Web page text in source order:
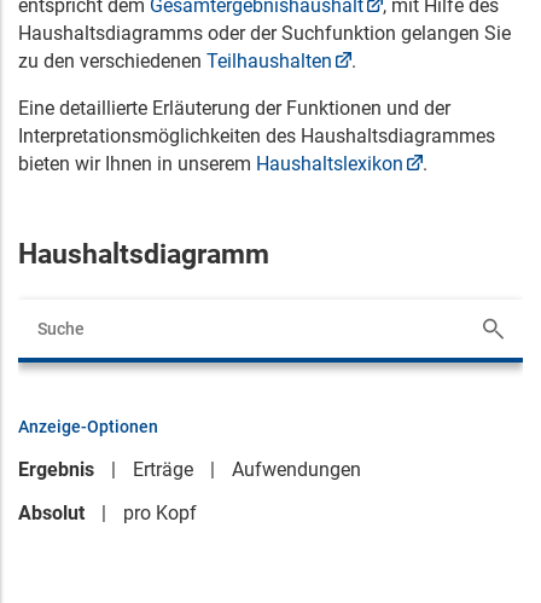
entspricht dem Gesamtergebnishaushalt
, mit Hilfe des
Haushaltsdiagramms oder der Suchfunktion gelangen Sie
zu den verschiedenen Teilhaushalten .
Eine detaillierte Erläuterung der Funktionen und der
Interpretationsmöglichkeiten des Haushaltsdiagrammes
bieten wir Ihnen in unserem Haushaltslexikon .
Haushaltsdiagramm
Anzeige-Optionen
Ergebnis Erträge
Aufwendungen
Absolut
pro Kopf